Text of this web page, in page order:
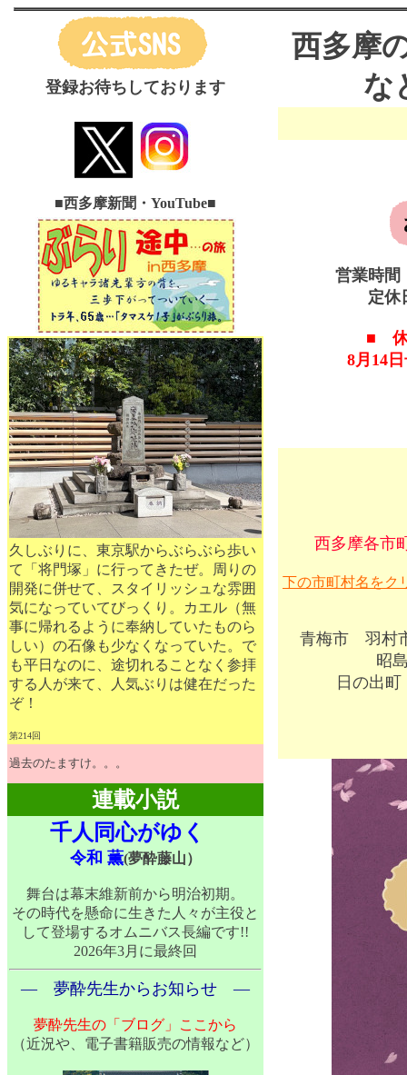
登録お待ちしております
■西多摩新聞・YouTube■
久しぶりに、東京駅からぶらぶら歩い
て「将門塚」に行ってきたぜ。周りの
開発に併せて、スタイリッシュな雰囲
気になっていてびっくり。カエル（無
事に帰れるように奉納していたものら
しい）の石像も少なくなっていた。で
も平日なのに、途切れることなく参拝
する人が来て、人気ぶりは健在だった
ぞ！
第214回
過去のたますけ。。。
連載小説
千人同心がゆく
令和 薫(夢酔藤山）
舞台は幕末維新前から明治初期。
その時代を懸命に生きた人々が主役と
して登場するオムニバス長編です!!
2026年3月に最終回
― 夢酔先生からお知らせ ―
夢酔先生の「ブログ」ここから
（近況や、電子書籍販売の情報など）
西多摩
な
営業時間
定休
■ 休
8月14
西多摩各市
下の市町村名をク
青梅市
羽村
昭
日の出町